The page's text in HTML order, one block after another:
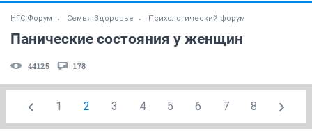
НГС.Форум Семья Здоровье Психологический форум
Панические состояния у женщин
44125 178
1 2 3 4 5 6 7 8